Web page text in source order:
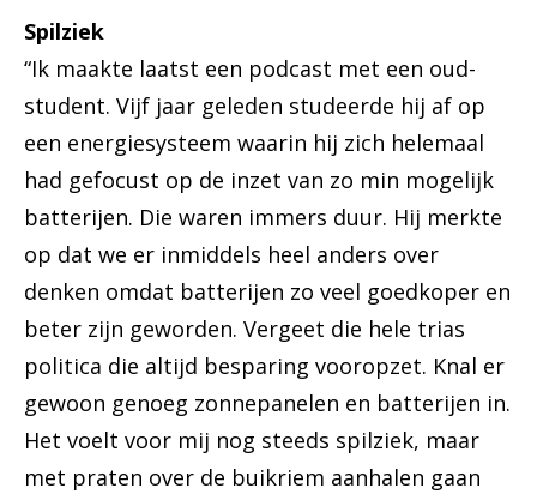
Spilziek
“Ik maakte laatst een podcast met een oud-
student. Vijf jaar geleden studeerde hij af op
een energiesysteem waarin hij zich helemaal
had gefocust op de inzet van zo min mogelijk
batterijen. Die waren immers duur. Hij merkte
op dat we er inmiddels heel anders over
denken omdat batterijen zo veel goedkoper en
beter zijn geworden. Vergeet die hele trias
politica die altijd besparing vooropzet. Knal er
gewoon genoeg zonnepanelen en batterijen in.
Het voelt voor mij nog steeds spilziek, maar
met praten over de buikriem aanhalen gaan